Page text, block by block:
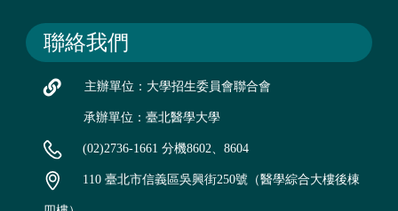
聯絡我們
主辦單位：大學招生委員會聯合會
承辦單位：臺北醫學大學
(02)2736-1661 分機8602、8604
110 臺北市信義區吳興街250號（醫學綜合大樓後棟